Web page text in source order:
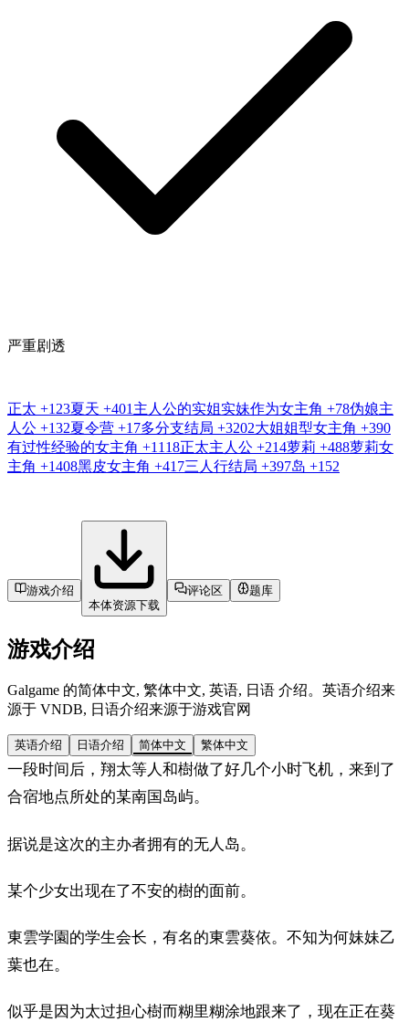
严重剧透
正太 +123夏天 +401 主人公的实姐实妹作为女主角 +78伪娘主
人公 +132夏令营 +17多分支结局 +3202大姐姐型女主角 +390
有过性经验的女主角 +1118正太主人公 +214萝莉 +488萝莉女
主角 +1408黑皮女主角 +417三人行结局 +397岛 +152
游戏介绍
本体资源下载
评论区 题库
游戏介绍
Galgame 的简体中文, 繁体中文, 英语, 日语 介绍。英语介绍来
源于 VNDB, 日语介绍来源于游戏官网
英语介绍 日语介绍 简体中文 繁体中文
一段时间后，翔太等人和樹做了好几个小时飞机，来到了
合宿地点所处的某南国岛屿。
据说是这次的主办者拥有的无人岛。
某个少女出现在了不安的樹的面前。
東雲学園的学生会长，有名的東雲葵依。不知为何妹妹乙
葉也在。
似乎是因为太过担心樹而糊里糊涂地跟来了，现在正在葵